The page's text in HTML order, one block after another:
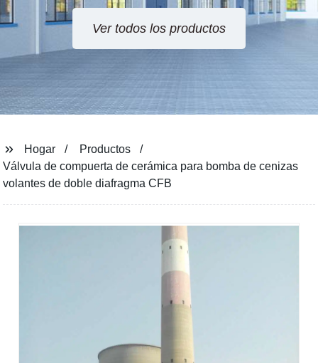
Ver todos los productos
Hogar
Productos
Válvula de compuerta de cerámica para bomba de cenizas
volantes de doble diafragma CFB